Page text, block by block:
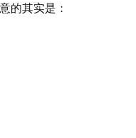
的其实是：